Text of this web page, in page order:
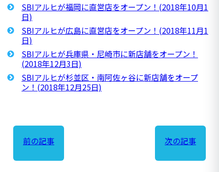
SBIアルヒが福岡に直営店をオープン！(2018年10月1
日)
SBIアルヒが広島に直営店をオープン！(2018年11月1
日)
SBIアルヒが兵庫県・尼崎市に新店舗をオープン！
(2018年12月3日)
SBIアルヒが杉並区・南阿佐ヶ谷に新店舗をオープ
ン！(2018年12月25日)
前の記事 次の記事